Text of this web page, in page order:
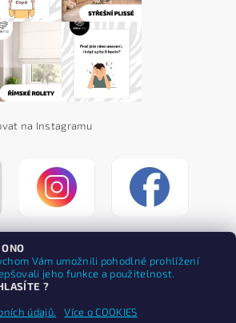
na Instagramu
Vám umožnili pohodlné prohlížení
jeho funkce a použitelnost.
?
údajů.
Více o COOKIES